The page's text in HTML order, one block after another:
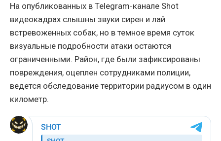
На опубликованных в Telegram-канале Shot
видеокадрах слышны звуки сирен и лай
встревоженных собак, но в темное время суток
визуальные подробности атаки остаются
ограниченными. Район, где были зафиксированы
повреждения, оцеплен сотрудниками полиции,
ведется обследование территории радиусом в один
километр.